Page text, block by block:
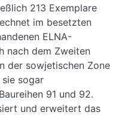
213 Exemplare
im besetzten
ELNA-
nach dem Zweiten
der sowjetischen Zone
sogar
91 und 92.
und erweitert das